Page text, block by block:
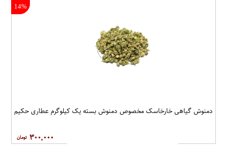
14%
دمنوش گیاهی خارخاسک مخصوص دمنوش بسته یک کیلوگرم عطاری حکیم
۳۰۰,۰۰۰